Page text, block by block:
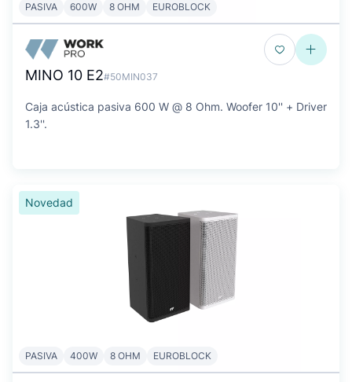
PASIVA 600W 8 OHM EUROBLOCK
MINO 10 E2#50MIN037
Caja acústica pasiva 600 W @ 8 Ohm. Woofer 10'' + Driver
1.3''.
Novedad
PASIVA 400W 8 OHM EUROBLOCK